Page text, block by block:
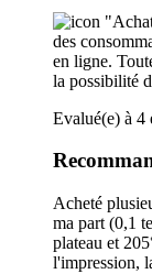
des
en ligne.
la possibilité
Evalué(e) à 4
Acheté
ma part (0,1
plateau et
l'impression,